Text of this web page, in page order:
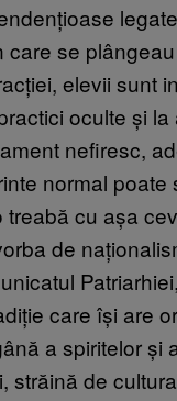
care se plângeau
elevii sunt
oculte și la
nefiresc,
normal poate
treabă cu așa
de
care își are
a spiritelor și
străină de